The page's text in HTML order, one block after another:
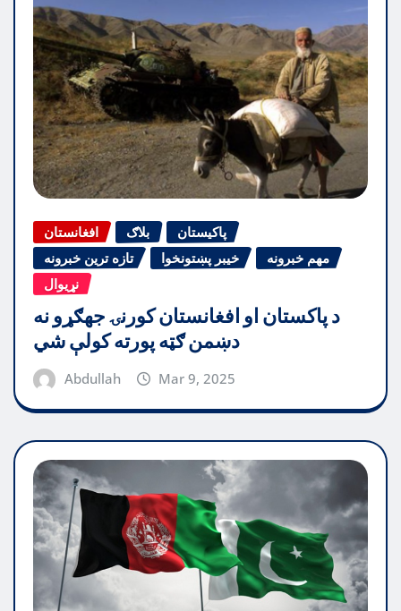
افغانستان بلاګ
پاکیستان
تازه ترین خبرونه
خیبر پښتونخوا
مهم خبرونه
نړیوال
د پاکستان او افغانستان کورنۍ جهګړو نه
دښمن ګټه پورته کولې شي
Abdullah Mar 9, 2025